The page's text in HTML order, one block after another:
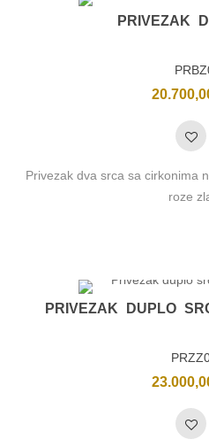
PRIVEZAK
Privezak dva srca sa cirkonima
roze
PRIVEZAK DUPLO